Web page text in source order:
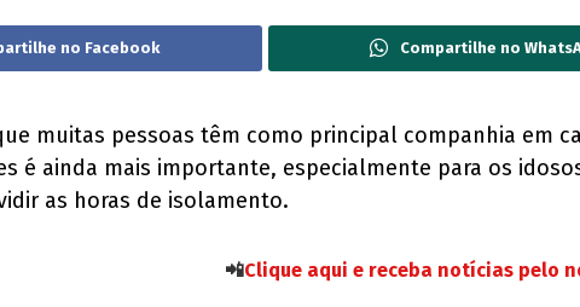
no Facebook Compartilhe no
muitas pessoas têm como principal companhia em
é ainda mais importante, especialmente para os
as horas de isolamento.
📲Clique aqui e receba notícias pelo